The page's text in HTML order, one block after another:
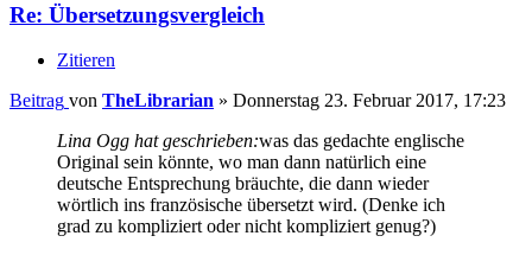
Re: Übersetzungsvergleich
Zitieren
Beitrag von TheLibrarian » Donnerstag 23. Februar 2017, 17:23
Lina Ogg hat geschrieben:was das gedachte englische
Original sein könnte, wo man dann natürlich eine
deutsche Entsprechung bräuchte, die dann wieder
wörtlich ins französische übersetzt wird. (Denke ich
grad zu kompliziert oder nicht kompliziert genug?)